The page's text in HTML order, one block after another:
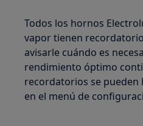
Todos los hornos
vapor tienen
avisarle cuándo es
rendimiento óptimo
recordatorios se
en el menú de